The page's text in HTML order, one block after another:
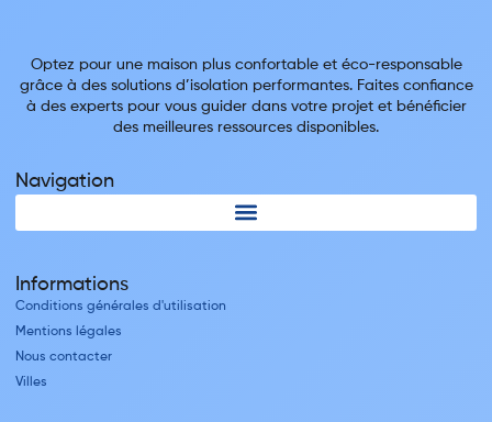
Optez pour une maison plus confortable et éco-responsable
grâce à des solutions d’isolation performantes. Faites confiance
à des experts pour vous guider dans votre projet et bénéficier
des meilleures ressources disponibles.
Navigation
Informations
Conditions générales d'utilisation
Mentions légales
Nous contacter
Villes